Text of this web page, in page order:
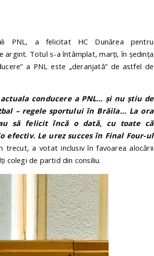
PNL, a felicitat HC Dunărea pentru
argint. Totul s-a întâmplat, marți, în ședința
a PNL este „deranjată” de astfel de
conducere a PNL… și nu știu de
– regele sportului în Brăila… La ora
să felicit încă o dată, cu toate că
efectiv. Le urez succes în Final Four-ul
trecut, a votat inclusiv în favoarea alocării
colegi de partid din consiliu.